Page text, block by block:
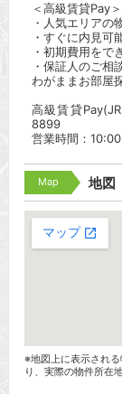
＜高級賃貸Pay
・人気エリアの
・すぐに内見可
・初期費用をで
・保証人のご相
わがままお部屋
高級賃貸
8899
営業時間：
Map 地図
※地図上に表示され
り、実際の物件所在